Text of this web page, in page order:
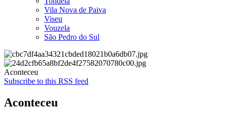
Vila Nova de Paiva
Viseu
Vouzela
São Pedro do Sul
Aconteceu
Subscribe to this RSS feed
Aconteceu